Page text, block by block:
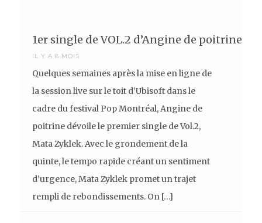
1er single de VOL.2 d’Angine de poitrine
IL Y A 8 MOIS
Quelques semaines après la mise en ligne de
la session live sur le toit d’Ubisoft dans le
cadre du festival Pop Montréal, Angine de
poitrine dévoile le premier single de Vol.2,
Mata Zyklek. Avec le grondement de la
quinte, le tempo rapide créant un sentiment
d’urgence, Mata Zyklek promet un trajet
rempli de rebondissements. On […]